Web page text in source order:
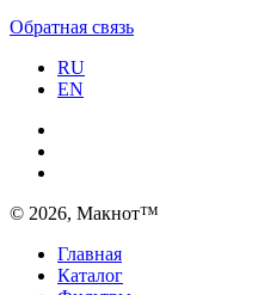
Обратная связь
RU
EN
© 2026, Макнот™
Главная
Каталог